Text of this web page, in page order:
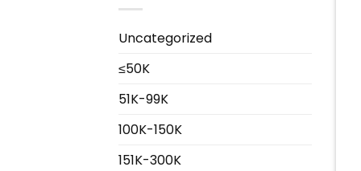
Uncategorized
≤50K
51K-99K
100K-150K
151K-300K